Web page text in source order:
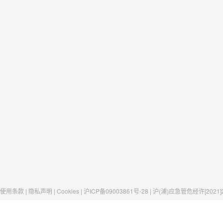
使用条款 | 隐私声明 | Cookies | 沪ICP备09003861号-28 | 沪(浦)应急管危经许